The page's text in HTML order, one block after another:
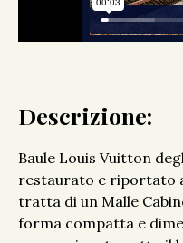
Descrizione:
Baule Louis Vuitton
restaurato e riportato
tratta di un Malle
forma compatta e